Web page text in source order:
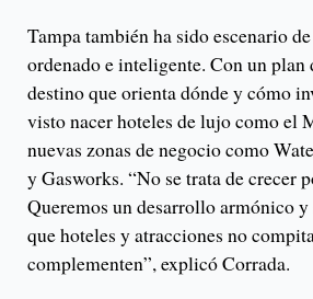
Tampa también ha sido escenario
ordenado e inteligente. Con un plan
destino que orienta dónde y cómo
visto nacer hoteles de lujo como el
nuevas zonas de negocio como
y Gasworks. “No se trata de crecer
Queremos un desarrollo armónico
que hoteles y atracciones no
complementen”, explicó Corrada.